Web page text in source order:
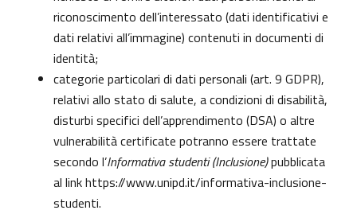
riconoscimento dell’interessato (dati identificativi e
dati relativi all’immagine) contenuti in documenti di
identità;
categorie particolari di dati personali (art. 9 GDPR),
relativi allo stato di salute, a condizioni di disabilità,
disturbi specifici dell’apprendimento (DSA) o altre
vulnerabilità certificate potranno essere trattate
secondo l’Informativa studenti (Inclusione)pubblicata
al linkhttps://www.unipd.it/informativa-inclusione-
studenti.